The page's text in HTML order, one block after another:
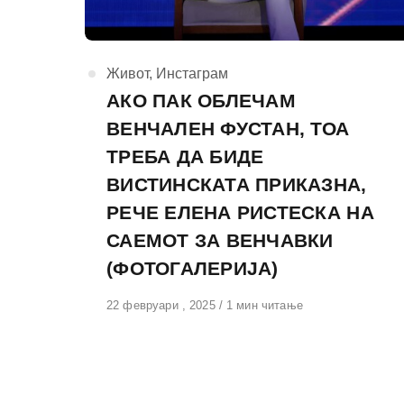
КАтегорија
Живот, Инстаграм
АКО ПАК ОБЛЕЧАМ
ВЕНЧАЛЕН ФУСТАН, ТОА
ТРЕБА ДА БИДЕ
ВИСТИНСКАТА ПРИКАЗНА,
РЕЧЕ ЕЛЕНА РИСТЕСКА НА
САЕМОТ ЗА ВЕНЧАВКИ
(ФОТОГАЛЕРИЈА)
Објавено
22 февруари , 2025 1 мин читање